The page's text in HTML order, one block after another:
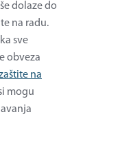
dolaze do
na radu.
sve
obveza
na
mogu